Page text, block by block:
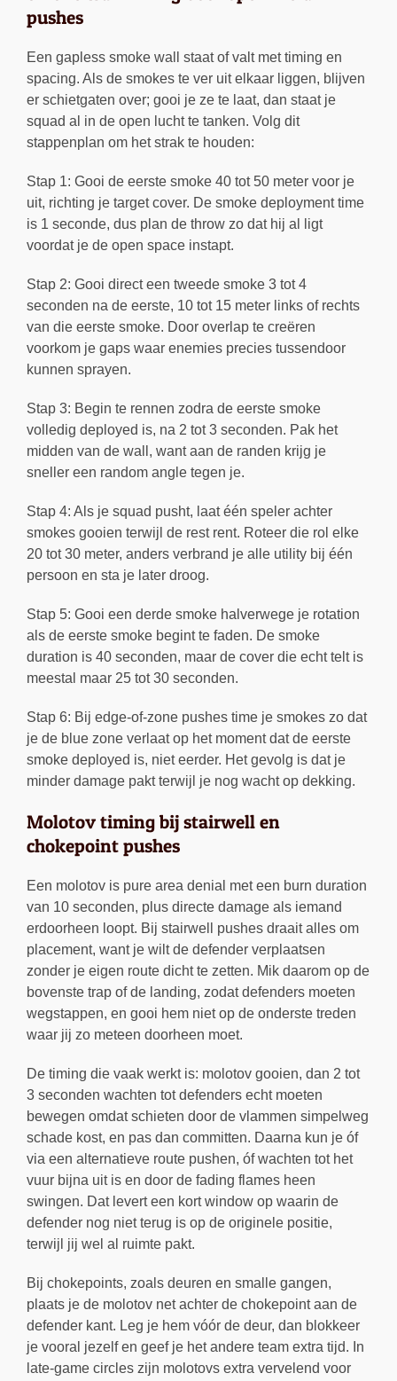
pushes
Een gapless smoke wall staat of valt met timing en
spacing. Als de smokes te ver uit elkaar liggen, blijven
er schietgaten over; gooi je ze te laat, dan staat je
squad al in de open lucht te tanken. Volg dit
stappenplan om het strak te houden:
Stap 1: Gooi de eerste smoke 40 tot 50 meter voor je
uit, richting je target cover. De smoke deployment time
is 1 seconde, dus plan de throw zo dat hij al ligt
voordat je de open space instapt.
Stap 2: Gooi direct een tweede smoke 3 tot 4
seconden na de eerste, 10 tot 15 meter links of rechts
van die eerste smoke. Door overlap te creëren
voorkom je gaps waar enemies precies tussendoor
kunnen sprayen.
Stap 3: Begin te rennen zodra de eerste smoke
volledig deployed is, na 2 tot 3 seconden. Pak het
midden van de wall, want aan de randen krijg je
sneller een random angle tegen je.
Stap 4: Als je squad pusht, laat één speler achter
smokes gooien terwijl de rest rent. Roteer die rol elke
20 tot 30 meter, anders verbrand je alle utility bij één
persoon en sta je later droog.
Stap 5: Gooi een derde smoke halverwege je rotation
als de eerste smoke begint te faden. De smoke
duration is 40 seconden, maar de cover die echt telt is
meestal maar 25 tot 30 seconden.
Stap 6: Bij edge-of-zone pushes time je smokes zo dat
je de blue zone verlaat op het moment dat de eerste
smoke deployed is, niet eerder. Het gevolg is dat je
minder damage pakt terwijl je nog wacht op dekking.
Molotov timing bij stairwell en
chokepoint pushes
Een molotov is pure area denial met een burn duration
van 10 seconden, plus directe damage als iemand
erdoorheen loopt. Bij stairwell pushes draait alles om
placement, want je wilt de defender verplaatsen
zonder je eigen route dicht te zetten. Mik daarom op de
bovenste trap of de landing, zodat defenders moeten
wegstappen, en gooi hem niet op de onderste treden
waar jij zo meteen doorheen moet.
De timing die vaak werkt is: molotov gooien, dan 2 tot
3 seconden wachten tot defenders echt moeten
bewegen omdat schieten door de vlammen simpelweg
schade kost, en pas dan committen. Daarna kun je óf
via een alternatieve route pushen, óf wachten tot het
vuur bijna uit is en door de fading flames heen
swingen. Dat levert een kort window op waarin de
defender nog niet terug is op de originele positie,
terwijl jij wel al ruimte pakt.
Bij chokepoints, zoals deuren en smalle gangen,
plaats je de molotov net achter de chokepoint aan de
defender kant. Leg je hem vóór de deur, dan blokkeer
je vooral jezelf en geef je het andere team extra tijd. In
late-game circles zijn molotovs extra vervelend voor